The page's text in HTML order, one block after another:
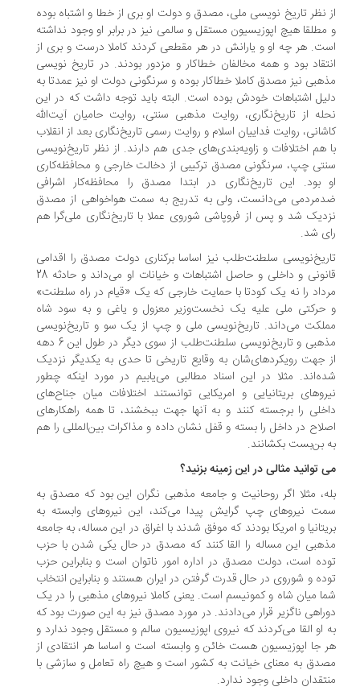
نظر تاریخ نویسی ملی، مصدق و دولت او بری از خطا و اشتباه بوده
هیچ اپوزیسیون مستقل و سالمی نیز در برابر او وجود نداشته
هر چه او و یارانش در هر مقطعی کردند کاملا درست و بری از
بود و همه مخالفان خطاکار و مزدور بودند. در تاریخ نویسی
نیز مصدق کاملا خطاکار بوده و سرنگونی دولت او نیز عمدتا به
اشتباهات خودش بوده است. البته باید توجه داشت که در این
از تاریخ‌نگاری، روایت مذهبی سنتی، روایت حامیان آیت‌الله
روایت فداییان اسلام و روایت رسمی تاریخ‌نگاری بعد از انقلاب
هم اختلافات و زاویه‌بندی‌های جدی هم دارند. از نظر تاریخ‌نویسی
چپ، سرنگونی مصدق ترکیبی از دخالت خارجی و محافظه‌کاری
بود. این تاریخ‌نگاری در ابتدا مصدق را محافظه‌کار اشرافی
می‌دانست، ولی به تدریج به سمت هواخواهی از مصدق
شد و پس از فروپاشی شوروی عملا با تاریخ‌نگاری ملی‌گرا هم
شد.
سلطنت‌طلب نیز اساسا برکناری دولت مصدق را اقدامی
قانونی و داخلی و حاصل اشتباهات و خیانات او می‌داند و حادثه 28
را نه یک کودتا با حمایت خارجی که یک «قیام در راه سلطنت»
ملی علیه یک نخست‌وزیر معزول و یاغی و به سود شاه
می‌داند. تاریخ‌نویسی ملی و چپ از یک سو و تاریخ‌نویسی
مذهبی و تاریخ‌نویسی سلطنت‌طلب از سوی دیگر در طول این 6 دهه
جهت رویکردهای‌شان به وقایع تاریخی تا حدی به یکدیگر نزدیک
مثلا در این اسناد مطالبی می‌یابیم در مورد اینکه چطور
بریتانیایی و امریکایی توانستند اختلافات میان جناح‌های
را برجسته کنند و به آنها جهت ببخشند، تا همه راهکارهای
در داخل را بسته و قفل نشان داده و مذاکرات بین‌المللی را هم
بن‌بست بکشانند.
توانید مثالی در این زمینه بزنید؟
مثلا اگر روحانیت و جامعه مذهبی نگران این بود که مصدق به
نیروهای چپ گرایش پیدا می‌کند، این نیروهای وابسته به
و امریکا بودند که موفق شدند با اغراق در این مساله، به جامعه
این مساله را القا کنند که مصدق در حال یکی شدن با حزب
است، دولت مصدق در اداره امور ناتوان است و بنابراین حزب
و شوروی در حال قدرت گرفتن در ایران هستند و بنابراین انتخاب
میان شاه و کمونیسم است. یعنی کاملا نیروهای مذهبی را در یک
ناگزیر قرار می‌دادند. در مورد مصدق نیز به این صورت بود که
او القا می‌کردند که نیروی اپوزیسیون سالم و مستقل وجود ندارد و
جا اپوزیسیون هست خائن و وابسته است و اساسا هر انتقادی از
به معنای خیانت به کشور است و هیچ راه تعامل و سازشی با
داخلی وجود ندارد.